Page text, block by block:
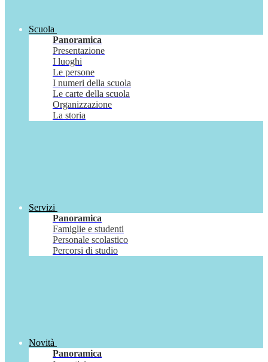
Scuola
Panoramica
Presentazione
I luoghi
Le persone
I numeri della scuola
Le carte della scuola
Organizzazione
La storia
Servizi
Panoramica
Famiglie e studenti
Personale scolastico
Percorsi di studio
Novità
Panoramica